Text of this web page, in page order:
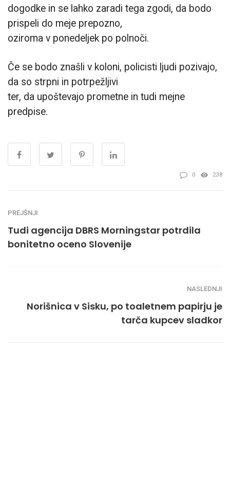
dogodke in se lahko zaradi tega zgodi, da bodo
prispeli do meje prepozno,
oziroma v ponedeljek po polnoči.
Če se bodo znašli v koloni, policisti ljudi pozivajo,
da so strpni in potrpežljivi
ter, da upoštevajo prometne in tudi mejne
predpise.
0 238
PREJŠNJI
Tudi agencija DBRS Morningstar potrdila
bonitetno oceno Slovenije
NASLEDNJI
Norišnica v Sisku, po toaletnem papirju je
tarča kupcev sladkor